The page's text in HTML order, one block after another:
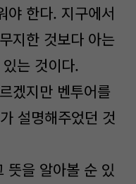
야 한다. 지구에서
지한 것보다 아는
는 것이다.
겠지만 벤투어를
설명해주었던 것
뜻을 알아볼 순 있